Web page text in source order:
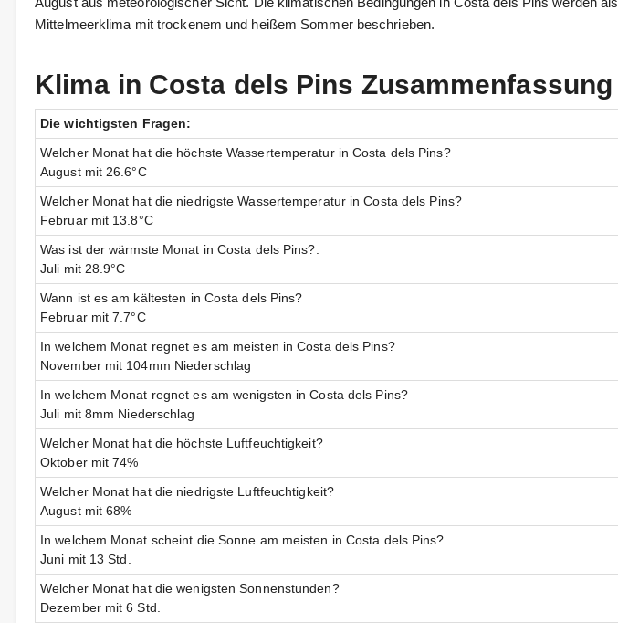
Mittelmeerklima mit trockenem und heißem Sommer beschrieben.
Klima in Costa dels Pins Zusammenfassung
Die wichtigsten Fragen:
Welcher Monat hat die höchste Wassertemperatur in Costa dels Pins?
August mit 26.6°C
Welcher Monat hat die niedrigste Wassertemperatur in Costa dels Pins?
Februar mit 13.8°C
Was ist der wärmste Monat in Costa dels Pins?:
Juli mit 28.9°C
Wann ist es am kältesten in Costa dels Pins?
Februar mit 7.7°C
In welchem Monat regnet es am meisten in Costa dels Pins?
November mit 104mm Niederschlag
In welchem Monat regnet es am wenigsten in Costa dels Pins?
Juli mit 8mm Niederschlag
Welcher Monat hat die höchste Luftfeuchtigkeit?
Oktober mit 74%
Welcher Monat hat die niedrigste Luftfeuchtigkeit?
August mit 68%
In welchem Monat scheint die Sonne am meisten in Costa dels Pins?
Juni mit 13 Std.
Welcher Monat hat die wenigsten Sonnenstunden?
Dezember mit 6 Std.